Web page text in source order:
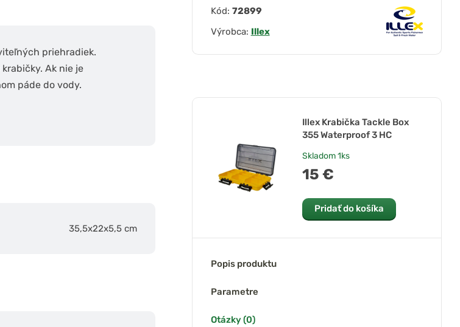
priehradiek.
Ak nie je
páde do vody.
35,5x22x5,5 cm
Kód: 72899
Výrobca: Illex
Illex Krabička Tackle Box
355 Waterproof 3 HC
Skladom1ks
15 €
Pridať do košíka
Popis produktu
Parametre
Otázky (0)